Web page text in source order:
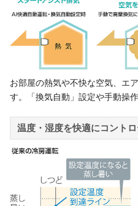
お部屋の熱気や不快な空気、エ
す。「換気自動」設定や手動操
温度・湿度を快適にコント